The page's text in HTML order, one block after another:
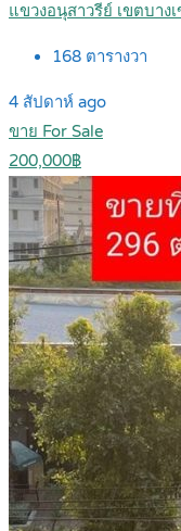
แขวงอนุสาวรีย์ เขตบาง
168 ตารางวา
4 สัปดาห์ ago
ขาย For Sale
200,000฿